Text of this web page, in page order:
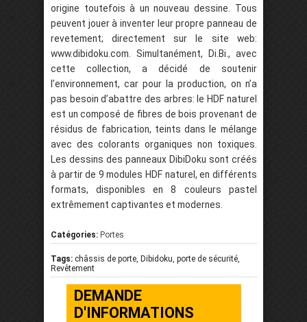
origine toutefois à un nouveau dessine. Tous
peuvent jouer à inventer leur propre panneau de
revetement; directement sur le site web:
www.dibidoku.com. Simultanément, Di.Bi., avec
cette collection, a décidé de soutenir
l’environnement, car pour la production, on n’a
pas besoin d’abattre des arbres: le HDF naturel
est un composé de fibres de bois provenant de
résidus de fabrication, teints dans le mélange
avec des colorants organiques non toxiques.
Les dessins des panneaux DibiDoku sont créés
à partir de 9 modules HDF naturel, en différents
formats, disponibles en 8 couleurs pastel
extrêmement captivantes et modernes.
Catégories: Portes
Tags: châssis de porte, Dibidoku, porte de sécurité,
Revêtement
DEMANDE
D'INFORMATIONS